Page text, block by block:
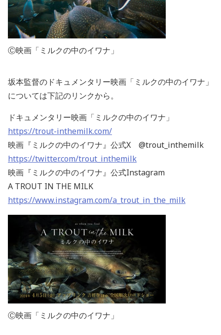
Ⓒ映画「ミルクの中のイワナ」
坂本監督のドキュメンタリー映画「ミルクの中のイワナ」
については下記のリンクから。
ドキュメンタリー映画「ミルクの中のイワナ」
https://trout-inthemilk.com/
映画『ミルクの中のイワナ』公式X @trout_inthemilk
https://twitter.com/trout_inthemilk
映画『ミルクの中のイワナ』公式Instagram
A TROUT IN THE MILK
https://www.instagram.com/a_trout_in_the_milk
Ⓒ映画「ミルクの中のイワナ」